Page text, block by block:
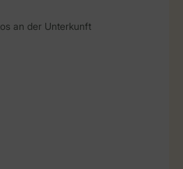
an der Unterkunft